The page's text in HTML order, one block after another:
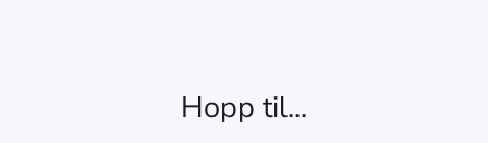
Hopp til...